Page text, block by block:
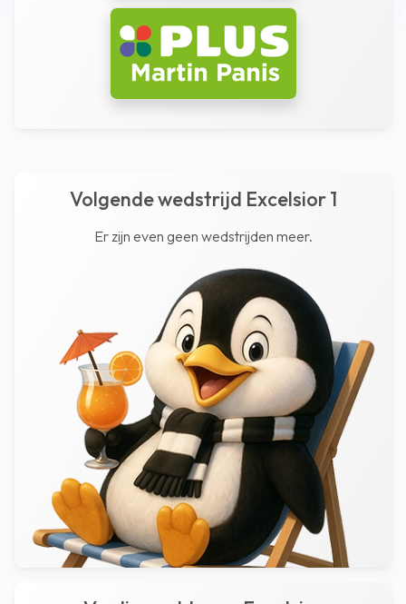
Volgende wedstrijd Excelsior 1
Er zijn even geen wedstrijden meer.